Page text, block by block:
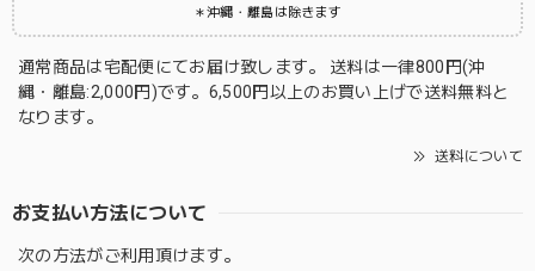
＊沖縄・離島は除きます
通常商品は宅配便にてお届け致します。 送料は一律800円(沖
縄・離島:2,000円)です。6,500円以上のお買い上げで送料無料と
なります。
送料について
お支払い方法について
次の方法がご利用頂けます。